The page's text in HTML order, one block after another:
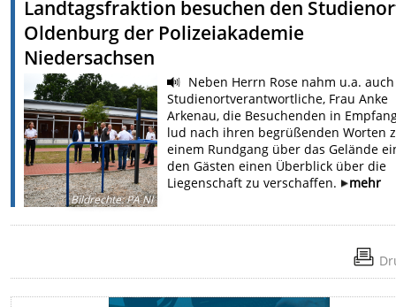
Landtagsfraktion besuchen den
Oldenburg der Polizeiakademie
Niedersachsen
Bildrechte:PA NI
Neben Herrn Rose nahm u.a.
Studienortverantwortliche, Frau Anke
Arkenau, die Besuchenden in
lud nach ihren begrüßenden Worten
einem Rundgang über das Gelände
den Gästen einen Überblick über die
Liegenschaft zu verschaffen.
mehr